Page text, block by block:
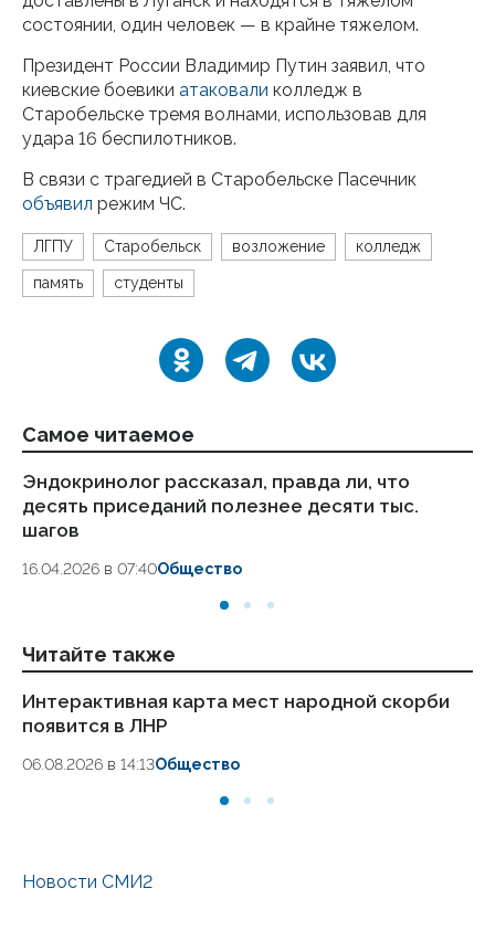
состоянии, один человек — в крайне тяжелом.
Президент России Владимир Путин заявил, что
киевские боевики атаковали колледж в
Старобельске тремя волнами, использовав для
удара 16 беспилотников.
В связи с трагедией в Старобельске Пасечник
объявил режим ЧС.
ЛГПУ Старобельск возложение колледж
память студенты
Самое читаемое
Эндокринолог рассказал, правда ли, что
десять приседаний полезнее десяти тыс.
шагов
16.04.2026 в 07:40Общество
Читайте также
Интерактивная карта мест народной скорби
появится в ЛНР
06.08.2026 в 14:13Общество
Новости СМИ2